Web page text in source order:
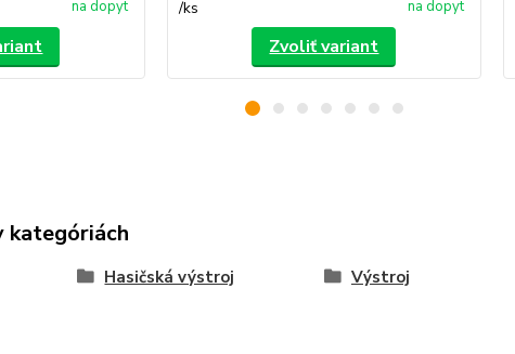
na dopyt /ks na dopyt
Zvoliť variant
kategóriách
Hasičská výstroj Výstroj